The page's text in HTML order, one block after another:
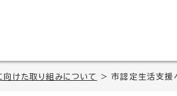
けた取り組みについて > 市認定生活支援